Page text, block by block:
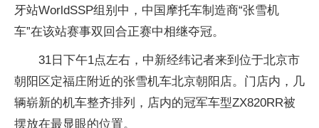
牙站WorldSSP组别中，中国摩托车制造商“张雪机
车”在该站赛事双回合正赛中相继夺冠。
31日下午1点左右，中新经纬记者来到位于北京市
朝阳区定福庄附近的张雪机车北京朝阳店。门店内，几
辆崭新的机车整齐排列，店内的冠军车型ZX820RR被
摆放在最显眼的位置。